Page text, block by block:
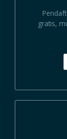
gratis,